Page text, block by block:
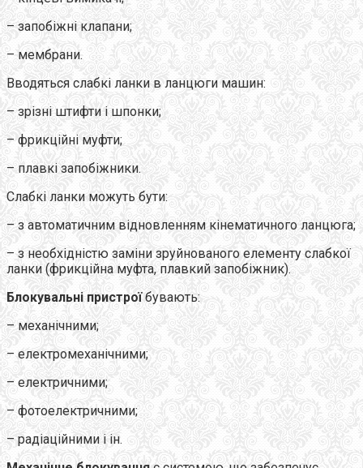
– запобіжні клапани;
– мембрани.
Вводяться слабкі ланки в ланцюги машин:
– зрізні штифти і шпонки;
– фрикційні муфти;
– плавкі запобіжники.
Слабкі ланки можуть бути:
– з автоматичним відновленням кінематичного ланцюга;
– з необхідністю заміни зруйнованого елементу слабкої
ланки (фрикційна муфта, плавкий запобіжник).
Блокувальні пристроїбувають:
– механічними;
– електромеханічними;
– електричними;
– фотоелектричними;
– радіаційними і ін.